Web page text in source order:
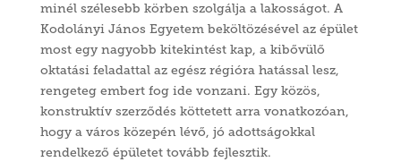
minél szélesebb körben szolgálja a lakosságot. A
Kodolányi János Egyetem beköltözésével az épület
most egy nagyobb kitekintést kap, a kibővülő
oktatási feladattal az egész régióra hatással lesz,
rengeteg embert fog ide vonzani. Egy közös,
konstruktív szerződés köttetett arra vonatkozóan,
hogy a város közepén lévő, jó adottságokkal
rendelkező épületet tovább fejlesztik.